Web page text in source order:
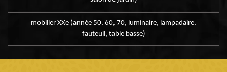
mobilier XXe (année 50, 60, 70, luminaire, lampadaire,
fauteuil, table basse)